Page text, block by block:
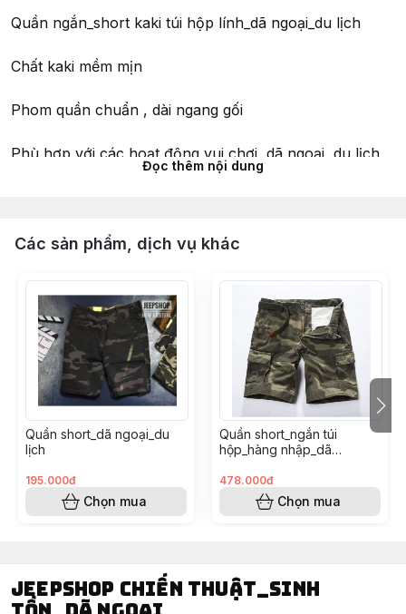
Quần ngắn_short kaki túi hộp lính_dã ngoại_du lịch
Chất kaki mềm mịn
Phom quần chuẩn , dài ngang gối
Phù hợp với các hoạt động vui chơi, dã ngoại, du lịch,
#quanshortlinh #quantuihop #quanngantuihop
#muahe
Đọc thêm nội dung
Các sản phẩm, dịch vụ khác
Quần short_dã ngoại_du
lịch
195.000đ
Chọn mua
Quần short_ngắn túi
hộp_hàng nhập_dã
478.000đ
Chọn mua
Jeepshop chiến thuật_sinh